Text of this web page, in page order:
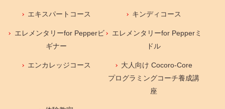
エキスパートコース キンディコース
エレメンタリーfor Pepperビ
ギナー
エレメンタリーfor Pepperミ
ドル
エンカレッジコース
大人向け Cocoro-Core
プログラミングコーチ養成講
座